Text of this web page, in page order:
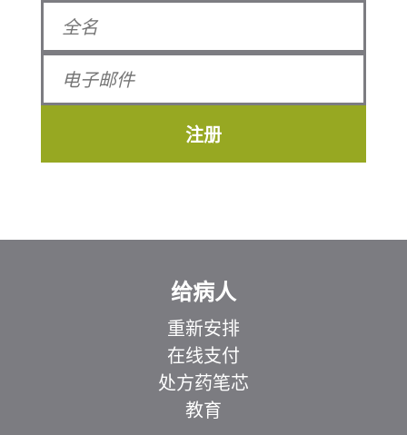
注册
给病人
重新安排
在线支付
处方药笔芯
教育